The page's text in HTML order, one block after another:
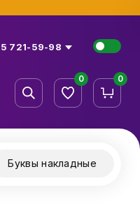
721-59-98
0 0
Буквы накладные